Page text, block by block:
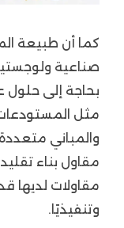
كما أن طبيعة
صناعية
بحاجة إلى حلول
مثل المستودعات،
والمباني
مقاول بناء
مقاولات لديها
وتنفيذيًا.